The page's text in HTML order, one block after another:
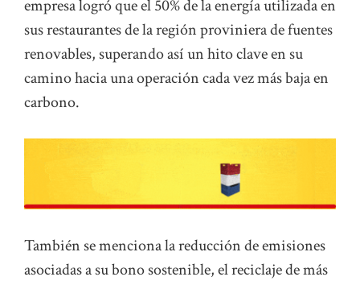
empresa logró que el 50% de la energía utilizada en
sus restaurantes de la región proviniera de fuentes
renovables, superando así un hito clave en su
camino hacia una operación cada vez más baja en
carbono.
También se menciona la reducción de emisiones
asociadas a su bono sostenible, el reciclaje de más